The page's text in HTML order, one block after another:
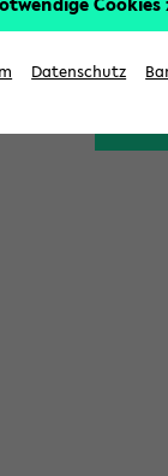
Bitte
Datenschutz